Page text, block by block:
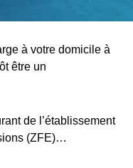
à votre domicile à
être un
de l’établissement
(ZFE)…